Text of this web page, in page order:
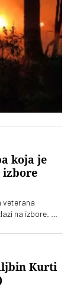
koja je
izbore
veterana
na izbore. Oni
Kurti